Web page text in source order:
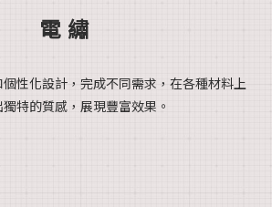
電繡
個性化設計，完成不同需求， 在各種材料上
特的質感，展現豐富效果。